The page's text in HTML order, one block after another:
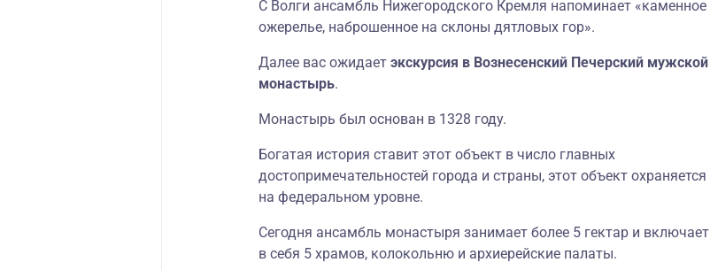
С Волги ансамбль Нижегородского Кремля напоминает «каменное
ожерелье, наброшенное на склоны дятловых гор».
Далее вас ожидает экскурсия в Вознесенский Печерский мужской
монастырь.
Монастырь был основан в 1328 году.
Богатая история ставит этот объект в число главных
достопримечательностей города и страны, этот объект охраняется
на федеральном уровне.
Сегодня ансамбль монастыря занимает более 5 гектар и включает
в себя 5 храмов, колокольню и архиерейские палаты.